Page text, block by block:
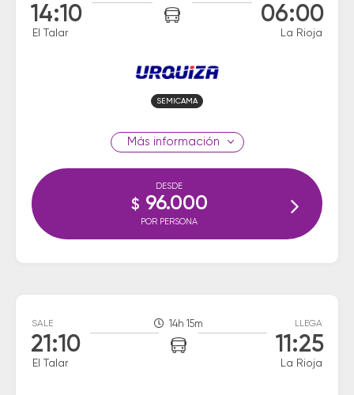
14:10
El Talar
06:00
La Rioja
SEMICAMA
información
DESDE
$ 96.000
POR PERSONA
SALE
21:10
El Talar
14h 15m LLEGA
11:25
La Rioja